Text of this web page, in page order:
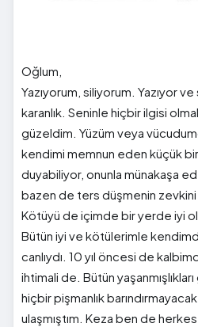
Oğlum,
Yazıyorum, siliyorum. Yazıyor
karanlık. Seninle hiçbir ilgisi
güzeldim. Yüzüm veya
kendimi memnun eden küçük
duyabiliyor, onunla münakaşa
bazen de ters düşmenin zevkini
Kötüyü de içimde bir yerde iyi
Bütün iyi ve kötülerimle
canlıydı. 10 yıl öncesi de
ihtimali de. Bütün
hiçbir pişmanlık
ulaşmıştım. Keza ben de